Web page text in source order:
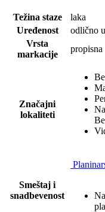
Težina staze
laka
Uređenost
odlično
Vrsta
markacije
Značajni
lokaliteti
Smeštaj i
snadbevenost